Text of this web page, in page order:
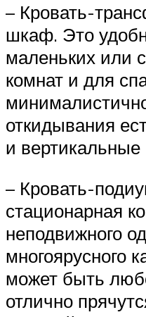
– Кровать-
шкаф. Это
маленьких или
комнат и для
откидывания
и
– Кровать-
стационарная
неподвижного
многоярусного
может быть
отлично